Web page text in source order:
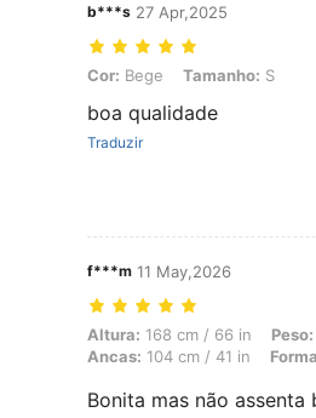
b***s 27 Apr,2025
Cor: Bege, Tamanho: S
Cor: Bege Tamanho: S
boa qualidade
Traduzir
f***m 11 May,2026
Altura: 168 cm / 66 in, Peso: 64
Altura: 168 cm / 66 in Peso:
Ancas: 104 cm / 41 in
Bonita mas não assenta